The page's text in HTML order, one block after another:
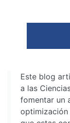
Este blog
a las
fomentar un
optimización